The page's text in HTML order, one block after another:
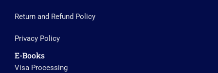
Return and Refund Policy
Privacy Policy
E-Books
Visa Processing